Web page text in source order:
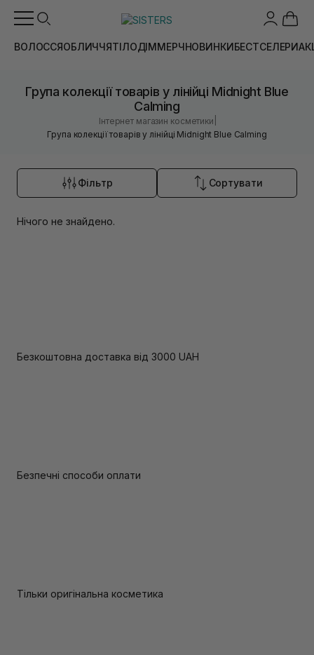
ВОЛОССЯОБЛИЧЧЯТІЛОДІММЕРЧНОВИНКИБЕСТСЕЛЕРИ
Група колекції товарів у лінійці Midnight Blue
Calming
Інтернет магазин косметики
Група колекції товарів у лінійці Midnight Blue Calming
Фільтр Сортувати
Нічого не знайдено.
Безкоштовна доставка від 3000 UAH
Безпечні способи оплати
Тільки оригінальна косметика